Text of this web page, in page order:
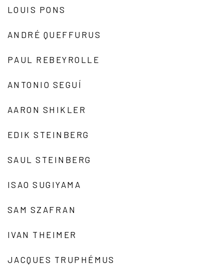
LOUIS PONS
ANDRÉ QUEFFURUS
PAUL REBEYROLLE
ANTONIO SEGUÍ
AARON SHIKLER
EDIK STEINBERG
SAUL STEINBERG
ISAO SUGIYAMA
SAM SZAFRAN
IVAN THEIMER
JACQUES TRUPHÉMUS